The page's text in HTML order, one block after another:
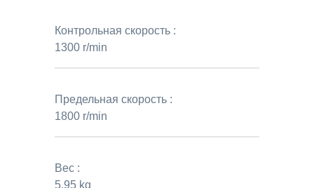
Контрольная скорость :
1300 r/min
Предельная скорость :
1800 r/min
Вес :
5.95 kg